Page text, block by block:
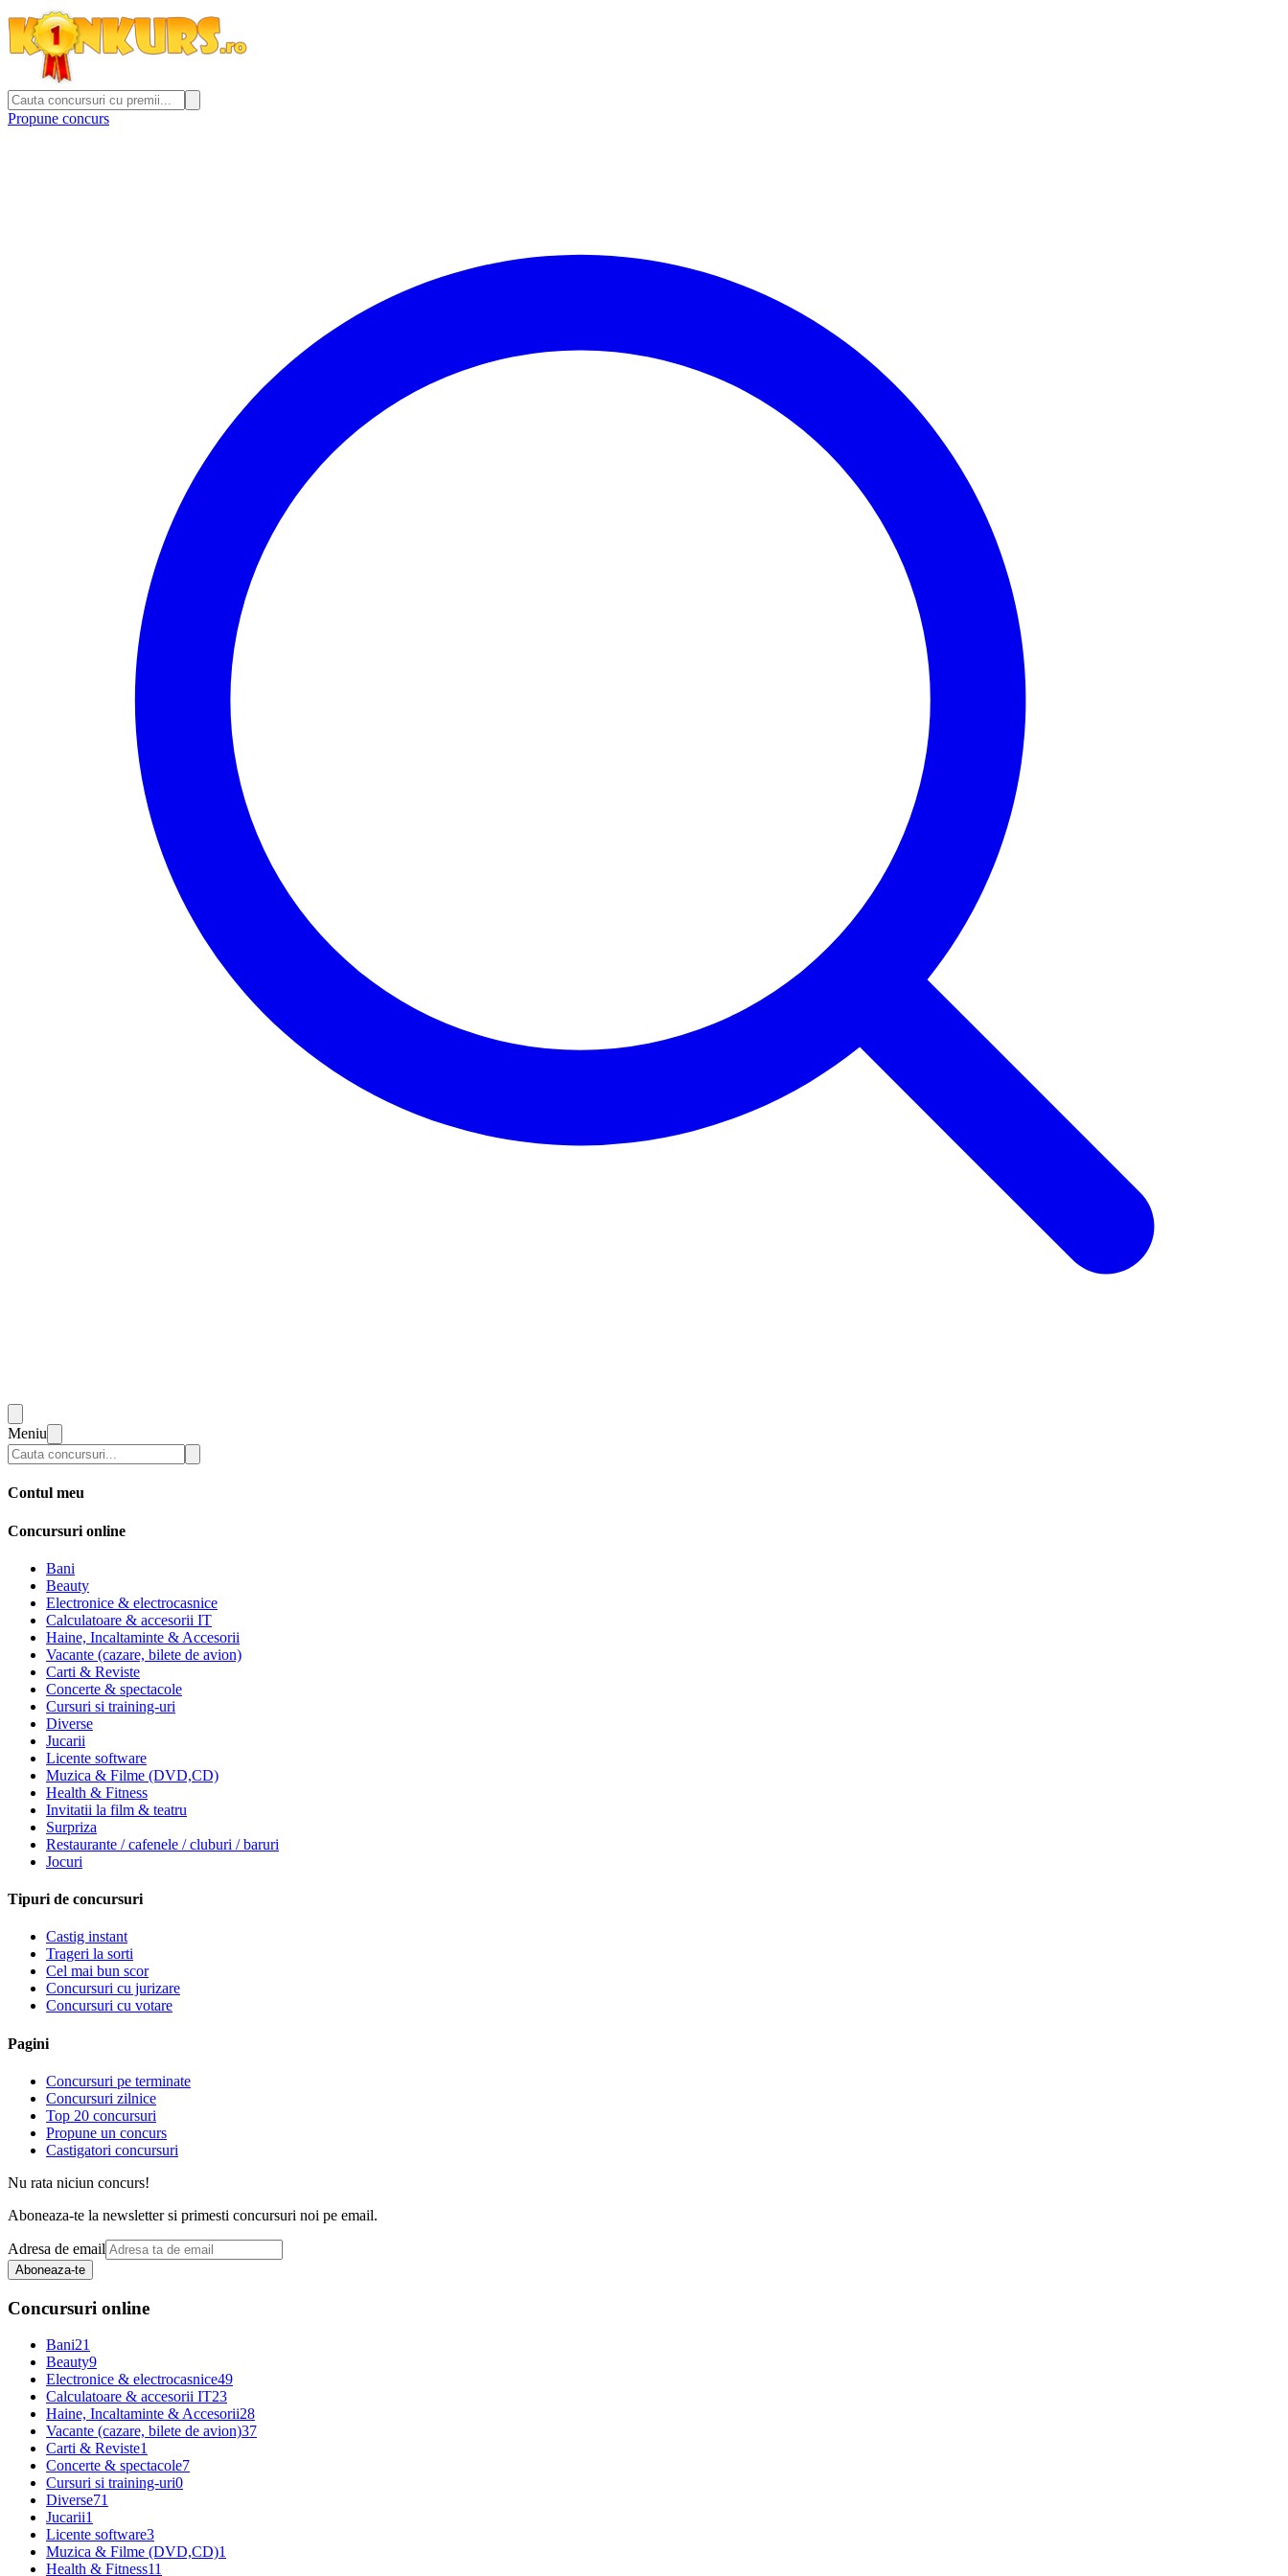
Propune concurs
Meniu
Contul meu
Concursuri online
Bani
Beauty
Electronice & electrocasnice
Calculatoare & accesorii IT
Haine, Incaltaminte & Accesorii
Vacante (cazare, bilete de avion)
Carti & Reviste
Concerte & spectacole
Cursuri si training-uri
Diverse
Jucarii
Licente software
Muzica & Filme (DVD,CD)
Health & Fitness
Invitatii la film & teatru
Surpriza
Restaurante / cafenele / cluburi / baruri
Jocuri
Tipuri de concursuri
Castig instant
Trageri la sorti
Cel mai bun scor
Concursuri cu jurizare
Concursuri cu votare
Pagini
Concursuri pe terminate
Concursuri zilnice
Top 20 concursuri
Propune un concurs
Castigatori concursuri
Nu rata niciun concurs!
Aboneaza-te la newsletter si primesti concursuri noi pe email.
Adresa de email
Aboneaza-te
Concursuri online
Bani21
Beauty9
Electronice & electrocasnice49
Calculatoare & accesorii IT23
Haine, Incaltaminte & Accesorii28
Vacante (cazare, bilete de avion)37
Carti & Reviste1
Concerte & spectacole7
Cursuri si training-uri0
Diverse71
Jucarii1
Licente software3
Muzica & Filme (DVD,CD)1
Health & Fitness11